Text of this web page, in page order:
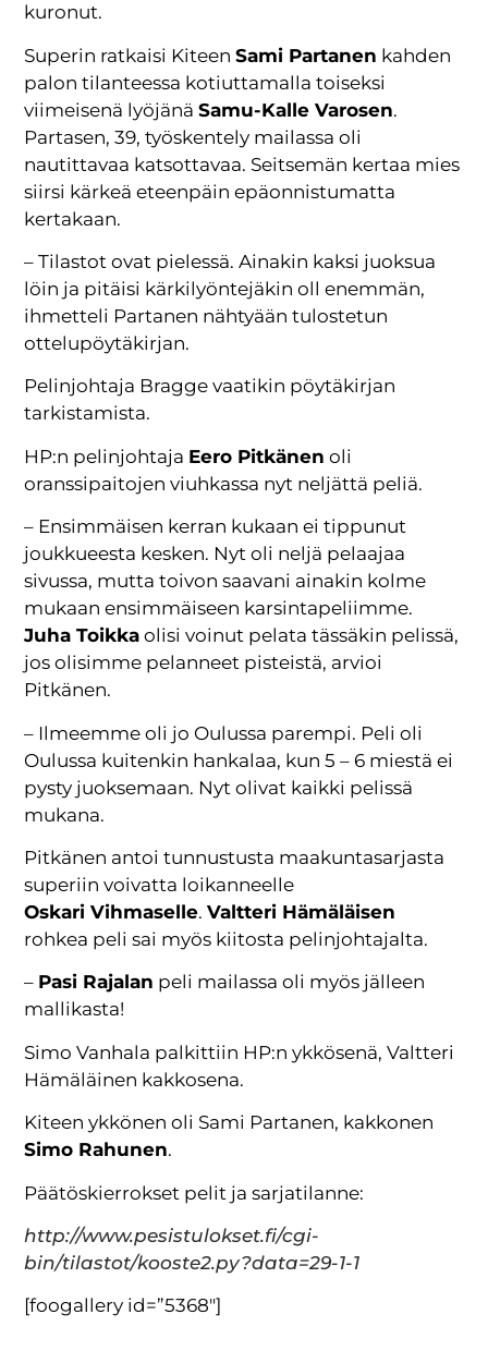
kuronut.
Superin ratkaisi KiteenSami Partanen kahden
palon tilanteessa kotiuttamalla toiseksi
viimeisenä lyöjänäSamu-Kalle Varosen.
Partasen, 39, työskentely mailassa oli
nautittavaa katsottavaa. Seitsemän kertaa mies
siirsi kärkeä eteenpäin epäonnistumatta
kertakaan.
– Tilastot ovat pielessä. Ainakin kaksi juoksua
löin ja pitäisi kärkilyöntejäkin oll enemmän,
ihmetteli Partanen nähtyään tulostetun
ottelupöytäkirjan.
Pelinjohtaja Bragge vaatikin pöytäkirjan
tarkistamista.
HP:n pelinjohtaja Eero Pitkänen oli
oranssipaitojen viuhkassa nyt neljättä peliä.
– Ensimmäisen kerran kukaan ei tippunut
joukkueesta kesken. Nyt oli neljä pelaajaa
sivussa, mutta toivon saavani ainakin kolme
mukaan ensimmäiseen karsintapeliimme.
Juha Toikka olisi voinut pelata tässäkin pelissä,
jos olisimme pelanneet pisteistä, arvioi
Pitkänen.
– Ilmeemme oli jo Oulussa parempi. Peli oli
Oulussa kuitenkin hankalaa, kun 5 – 6 miestä ei
pysty juoksemaan. Nyt olivat kaikki pelissä
mukana.
Pitkänen antoi tunnustusta maakuntasarjasta
superiin voivatta loikanneelle
Oskari Vihmaselle.Valtteri Hämäläisen
rohkea peli sai myös kiitosta pelinjohtajalta.
– Pasi Rajalan peli mailassa oli myös jälleen
mallikasta!
Simo Vanhala palkittiin HP:n ykkösenä, Valtteri
Hämäläinen kakkosena.
Kiteen ykkönen oli Sami Partanen, kakkonen
Simo Rahunen.
Päätöskierrokset pelit ja sarjatilanne:
http://www.pesistulokset.fi/cgi-
bin/tilastot/kooste2.py?data=29-1-1
[foogallery id=”5368″]